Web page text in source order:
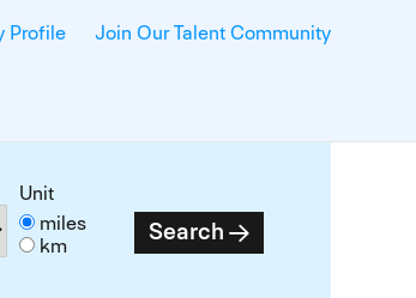
Profile Join Our Talent Community
Unit
miles
km
Search